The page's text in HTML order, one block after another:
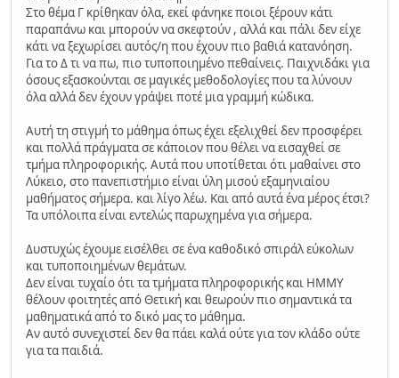
Στο θέμα Γ κρίθηκαν όλα, εκεί φάνηκε ποιοι ξέρουν κάτι
παραπάνω και μπορούν να σκεφτούν , αλλά και πάλι δεν είχε
κάτι να ξεχωρίσει αυτός/η που έχουν πιο βαθιά κατανόηση.
Για το Δ τι να πω, πιο τυποποιημένο πεθαίνεις. Παιχνιδάκι για
όσους εξασκούνται σε μαγικές μεθοδολογίες που τα λύνουν
όλα αλλά δεν έχουν γράψει ποτέ μια γραμμή κώδικα.
Αυτή τη στιγμή το μάθημα όπως έχει εξελιχθεί δεν προσφέρει
και πολλά πράγματα σε κάποιον που θέλει να εισαχθεί σε
τμήμα πληροφορικής. Αυτά που υποτίθεται ότι μαθαίνει στο
Λύκειο, στο πανεπιστήμιο είναι ύλη μισού εξαμηνιαίου
μαθήματος σήμερα. και λίγο λέω. Και από αυτά ένα μέρος έτσι?
Τα υπόλοιπα είναι εντελώς παρωχημένα για σήμερα.
Δυστυχώς έχουμε εισέλθει σε ένα καθοδικό σπιράλ εύκολων
και τυποποιημένων θεμάτων.
Δεν είναι τυχαίο ότι τα τμήματα πληροφορικής και ΗΜΜΥ
θέλουν φοιτητές από Θετική και θεωρούν πιο σημαντικά τα
μαθηματικά από το δικό μας το μάθημα.
Αν αυτό συνεχιστεί δεν θα πάει καλά ούτε για τον κλάδο ούτε
για τα παιδιά.